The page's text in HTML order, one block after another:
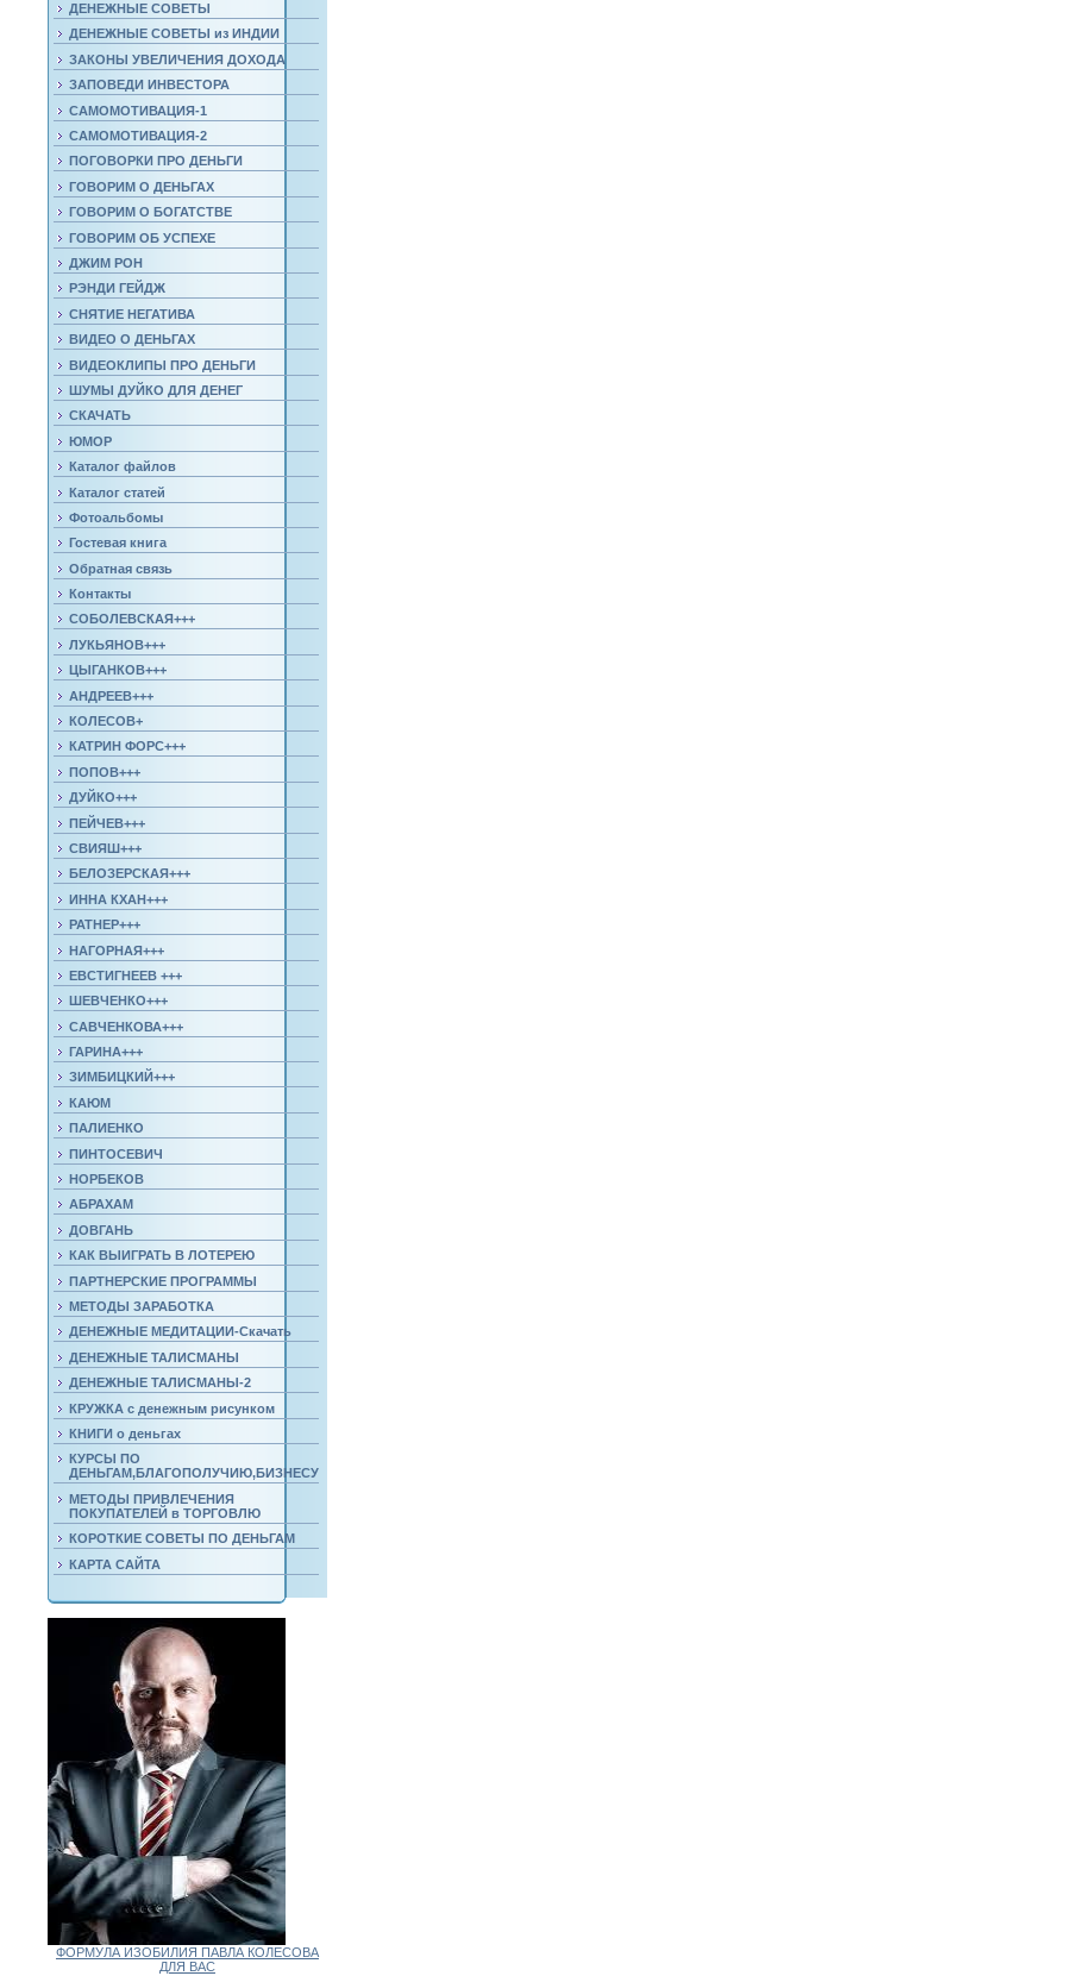
ДЕНЕЖНЫЕ СОВЕТЫ
ДЕНЕЖНЫЕ СОВЕТЫ из ИНДИИ
ЗАКОНЫ УВЕЛИЧЕНИЯ ДОХОДА
ЗАПОВЕДИ ИНВЕСТОРА
САМОМОТИВАЦИЯ-1
САМОМОТИВАЦИЯ-2
ПОГОВОРКИ ПРО ДЕНЬГИ
ГОВОРИМ О ДЕНЬГАХ
ГОВОРИМ О БОГАТСТВЕ
ГОВОРИМ ОБ УСПЕХЕ
ДЖИМ РОН
РЭНДИ ГЕЙДЖ
СНЯТИЕ НЕГАТИВА
ВИДЕО О ДЕНЬГАХ
ВИДЕОКЛИПЫ ПРО ДЕНЬГИ
ШУМЫ ДУЙКО ДЛЯ ДЕНЕГ
СКАЧАТЬ
ЮМОР
Каталог файлов
Каталог статей
Фотоальбомы
Гостевая книга
Обратная связь
Контакты
СОБОЛЕВСКАЯ+++
ЛУКЬЯНОВ+++
ЦЫГАНКОВ+++
АНДРЕЕВ+++
КОЛЕСОВ+
КАТРИН ФОРС+++
ПОПОВ+++
ДУЙКО+++
ПЕЙЧЕВ+++
СВИЯШ+++
БЕЛОЗЕРСКАЯ+++
ИННА КХАН+++
РАТНЕР+++
НАГОРНАЯ+++
ЕВСТИГНЕЕВ +++
ШЕВЧЕНКО+++
САВЧЕНКОВА+++
ГАРИНА+++
ЗИМБИЦКИЙ+++
КАЮМ
ПАЛИЕНКО
ПИНТОСЕВИЧ
НОРБЕКОВ
АБРАХАМ
ДОВГАНЬ
КАК ВЫИГРАТЬ В ЛОТЕРЕЮ
ПАРТНЕРСКИЕ ПРОГРАММЫ
МЕТОДЫ ЗАРАБОТКА
ДЕНЕЖНЫЕ МЕДИТАЦИИ-Скачать
ДЕНЕЖНЫЕ ТАЛИСМАНЫ
ДЕНЕЖНЫЕ ТАЛИСМАНЫ-2
КРУЖКА с денежным рисунком
КНИГИ о деньгах
КУРСЫ ПО
ДЕНЬГАМ,БЛАГОПОЛУЧИЮ,БИЗНЕСУ
МЕТОДЫ ПРИВЛЕЧЕНИЯ
ПОКУПАТЕЛЕЙ в ТОРГОВЛЮ
КОРОТКИЕ СОВЕТЫ ПО ДЕНЬГАМ
КАРТА САЙТА
ФОРМУЛА ИЗОБИЛИЯ ПАВЛА КОЛЕСОВА
ДЛЯ ВАС